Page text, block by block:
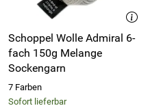
Schoppel Wolle Admiral 6-
fach 150g Melange
Sockengarn
7 Farben
Sofort lieferbar